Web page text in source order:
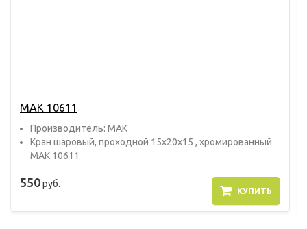
МАК 10611
Прoизвoдитель: МАК
Кран шаровый, проходной 15х20х15 , хромированный
МАК 10611
550руб.
КУПИТЬ